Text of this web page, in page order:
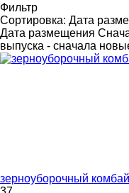
Фильтр
Сортировка: Дата
Дата размещения
выпуска - сначала
зерноуборочный